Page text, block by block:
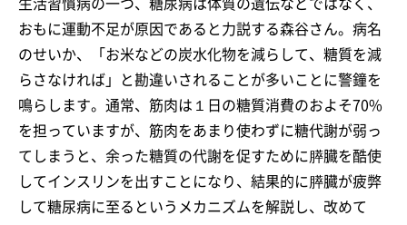
生活習慣病の一つ、糖尿病は体質の遺伝などではなく、
おもに運動不足が原因であると力説する森谷さん。病名
のせいか、「お米などの炭水化物を減らして、糖質を減
らさなければ」と勘違いされることが多いことに警鐘を
鳴らします。通常、筋肉は１日の糖質消費のおよそ70%
を担っていますが、筋肉をあまり使わずに糖代謝が弱っ
てしまうと、余った糖質の代謝を促すために膵臓を酷使
してインスリンを出すことになり、結果的に膵臓が疲弊
して糖尿病に至るというメカニズムを解説し、改めて